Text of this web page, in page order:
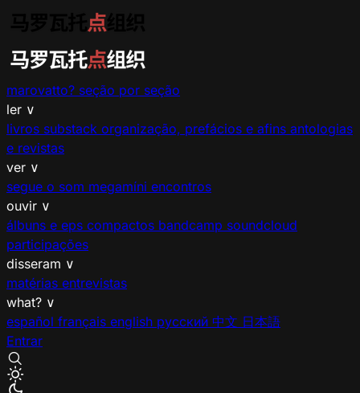
marovatto? seção por seção
ler ∨
livros substack organização, prefácios e afins antologias
e revistas
ver ∨
segue o som megamíni encontros
ouvir ∨
álbuns e eps compactos bandcamp soundcloud
participações
disseram ∨
matérias entrevistas
what? ∨
español français english русский 中文 日本語
Entrar